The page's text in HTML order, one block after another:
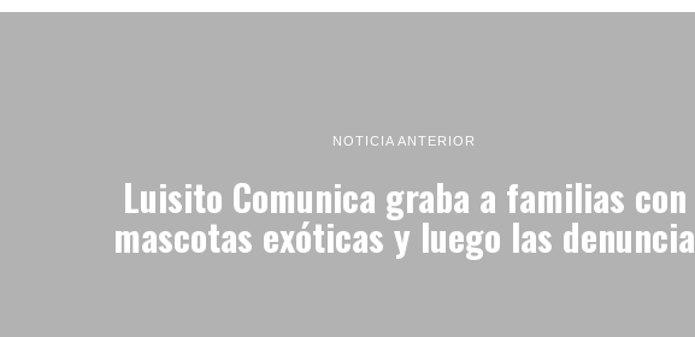
NOTICIA ANTERIOR
Luisito Comunica graba a familias con
mascotas exóticas y luego las denuncia